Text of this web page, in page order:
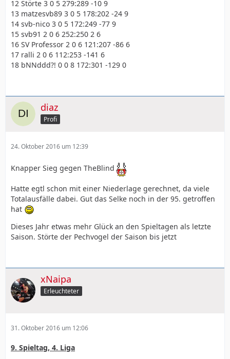
12 Störte 3 0 5 279:289 -10 9
13 matzesvb89 3 0 5 178:202 -24 9
14 svb-nico 3 0 5 172:249 -77 9
15 svb91 2 0 6 252:250 2 6
16 SV Professor 2 0 6 121:207 -86 6
17 ralli 2 0 6 112:253 -141 6
18 bNNddd?! 0 0 8 172:301 -129 0
diaz
Profi
24. Oktober 2016 um 12:39
Knapper Sieg gegen TheBlind
Hatte egtl schon mit einer Niederlage gerechnet, da viele
Totalausfälle dabei. Gut das Selke noch in der 95. getroffen
hat
Dieses Jahr etwas mehr Glück an den Spieltagen als letzte
Saison. Störte der Pechvogel der Saison bis jetzt
xNaipa
Erleuchteter
31. Oktober 2016 um 12:06
9. Spieltag, 4. Liga